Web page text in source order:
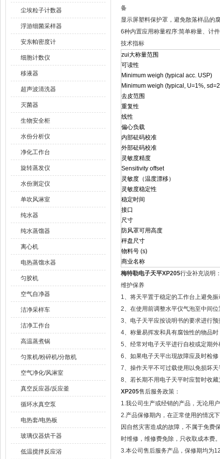
尘埃粒子计数器
浮游细菌采样器
安东帕密度计
细胞计数仪
移液器
超声波清洗器
灭菌器
生物安全柜
水份分析仪
净化工作台
旋转蒸发仪
水份测定仪
单吹风淋室
纯水器
纯水蒸馏器
离心机
电热蒸馏水器
匀胶机
空气自净器
洁净采样车
洁净工作台
高温蒸煮锅
匀浆机/粉碎机/分散机
空气净化/风淋室
真空反应器/反应釜
循环水真空泵
电热套/电热板
玻璃仪器烘干器
低温搅拌反应浴
备
显示屏塑料保护罩，避免散落样品的
6种内置应用称量程序:简单称量、计
技术指标
zui大称量范围
可读性
Minimum weigh (typical acc. USP)
Minimum weigh (typical, U=1%,
去皮范围
重复性
线性
偏心负载
内部砝码校准
外部砝码校准
灵敏度精度
Sensitivity offset
灵敏度（温度漂移）
灵敏度稳定性
稳定时间
接口
尺寸
防风罩可用高度
秤盘尺寸
物料号 (s)
商业名称
梅特勒电子天平XP205行业补充说明
维护保养
1、将天平置于稳定的工作台上避免
2、在使用前调整水平仪气泡至中间位
3、电子天平应按说明书的要求进行预
4、称量易挥发和具有腐蚀性的物品
5、经常对电子天平进行自校或定期
6、如果电子天平出现故障应及时检修
7、操作天平不可过载使用以免损坏天
8、若长期不用电子天平时应暂时收藏
XP205售后服务政策：
1.我公司生产或经销的产品，无论用
2.产品保修期内，在正常使用的情况
因自然灾害造成的故障，不属于免费
时维修，维修费免除，只收取成本费
3.本公司售后服务产品，保修期均为